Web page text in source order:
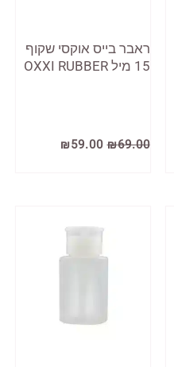
ראבר בייס אוקסי שקוף
15 מיל OXXI RUBBER
₪69.00
המחיר
המקורי
₪59.00